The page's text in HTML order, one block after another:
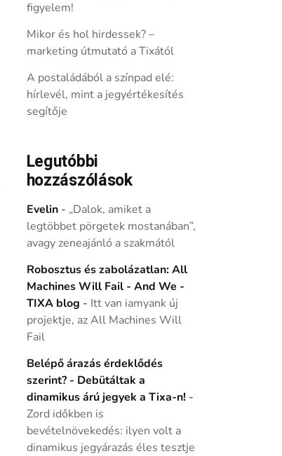
figyelem!
Mikor és hol hirdessek? –
marketing útmutató a Tixától
A postaládából a színpad elé:
hírlevél, mint a jegyértékesítés
segítője
Legutóbbi
hozzászólások
Evelin- „Dalok, amiket a
legtöbbet pörgetek mostanában”,
avagy zeneajánló a szakmától
Robosztus és zabolázatlan: All
Machines Will Fail - And We -
TIXA blog - Itt van iamyank új
projektje, az All Machines Will
Fail
Belépő árazás érdeklődés
szerint? - Debütáltak a
dinamikus árú jegyek a Tixa-n! -
Zord időkben is
bevételnövekedés: ilyen volt a
dinamikus jegyárazás éles tesztje